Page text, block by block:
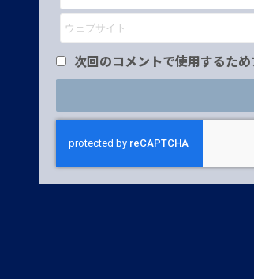
次回のコメントで使用するた